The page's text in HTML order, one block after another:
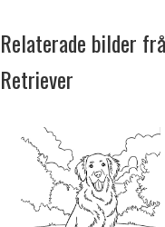
Relaterade bilder
Retriever